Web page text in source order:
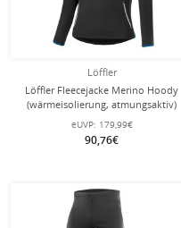
Löffler
Löffler Fleecejacke Merino Hoody
(wärmeisolierung, atmungsaktiv)
schwarz/marineblau Herren
eUVP: 179,99€
90,76€